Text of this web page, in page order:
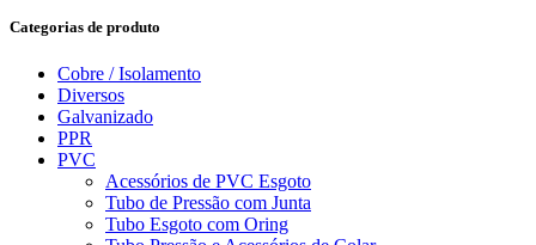
Categorias de produto
Cobre / Isolamento
Diversos
Galvanizado
PPR
PVC
Acessórios de PVC Esgoto
Tubo de Pressão com Junta
Tubo Esgoto com Oring